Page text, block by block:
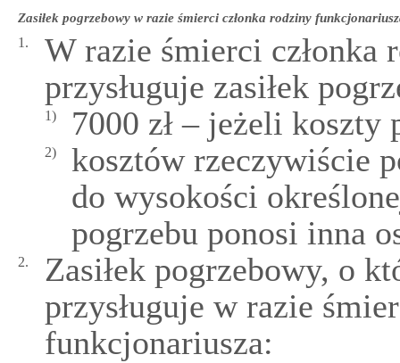
Zasiłek pogrzebowy w razie śmierci członka rodziny
1.
W razie śmierci
przysługuje zasiłek
1) 7000 zł – jeżeli koszty
2)
kosztów rzeczywiście
do wysokości
pogrzebu ponosi inna
2.
Zasiłek pogrzebowy, o
przysługuje w razie
funkcjonariusza: